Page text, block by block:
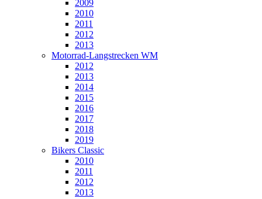
2009
2010
2011
2012
2013
Motorrad-Langstrecken WM
2012
2013
2014
2015
2016
2017
2018
2019
Bikers Classic
2010
2011
2012
2013